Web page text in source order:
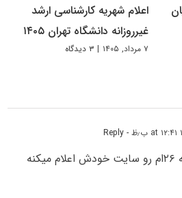
اعلام شهریه کارشناسی ارشد
غیرروزانه دانشگاه تهران ۱۴۰۵
۷ مرداد, ۱۴۰۵ | ۳ دیدگاه
- Reply
سازمان سنجش زده دوشنبه ۲۶ام رو سایت خودش اعلام میکنه